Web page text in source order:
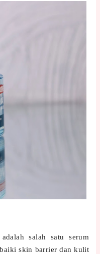
salah satu serum
skin barrier dan kulit